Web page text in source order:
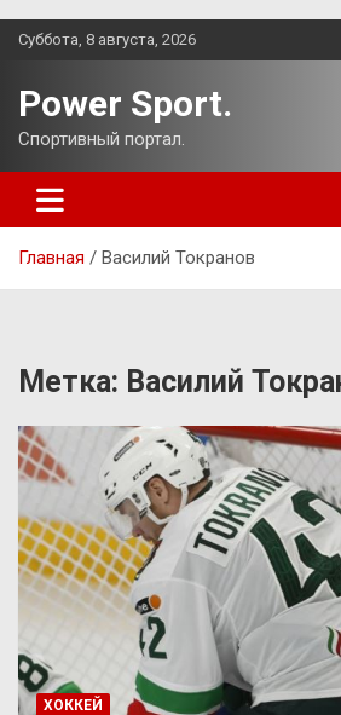
Перейти
Суббота, 8 августа, 2026
Power Sport.
Спортивный портал.
Главная Василий Токранов
Метка: Василий
ХОККЕЙ